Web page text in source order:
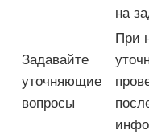
на
Задавайте
уточняющие
вопросы
При